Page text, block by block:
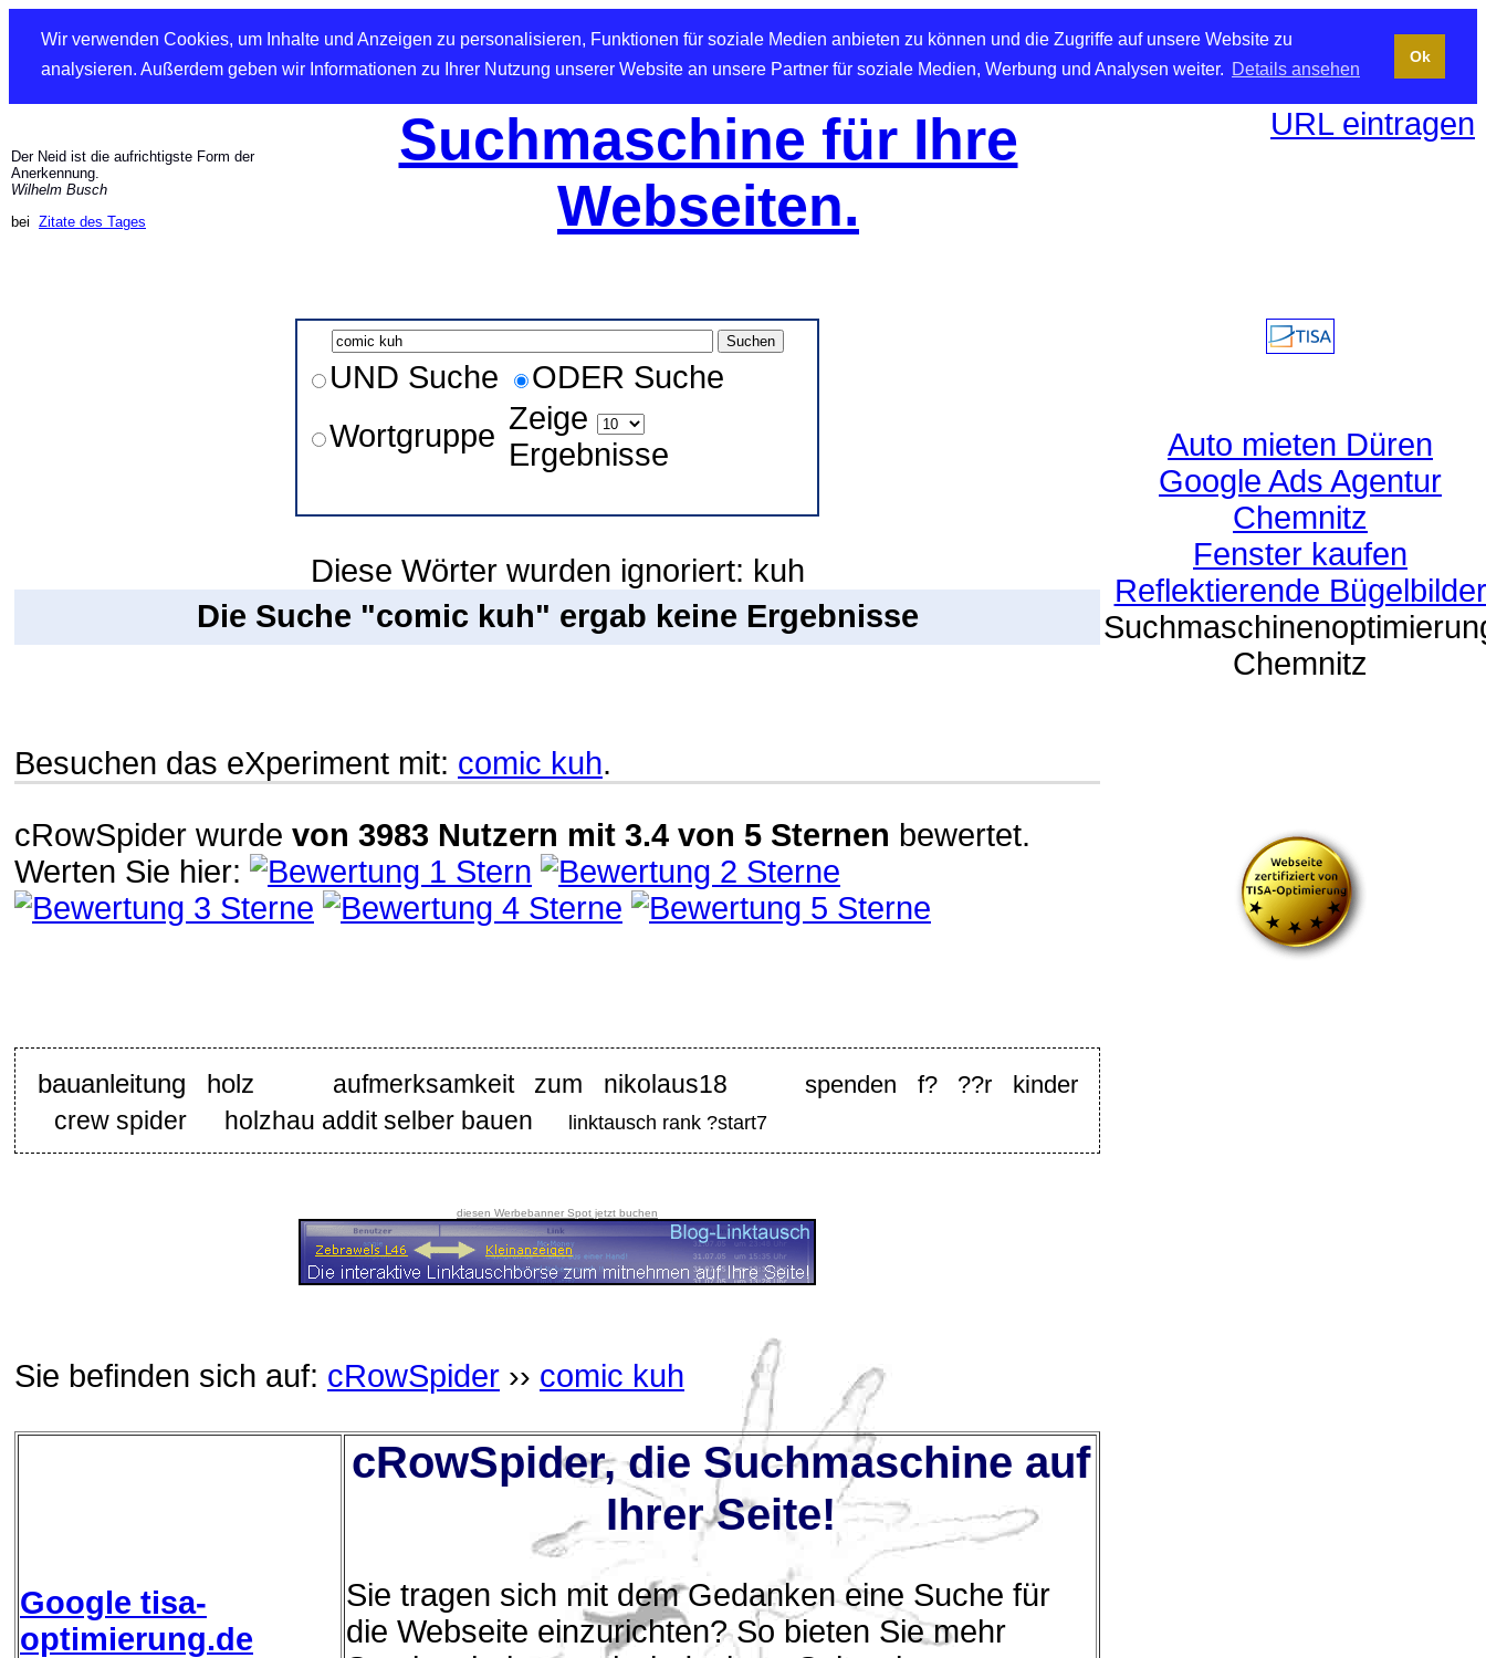
Wir verwenden Cookies, um Inhalte und Anzeigen zu personalisieren, Funktionen für soziale Medien anbieten zu können und die Zugriffe auf unsere Website zu
analysieren. Außerdem geben wir Informationen zu Ihrer Nutzung unserer Website an unsere Partner für soziale Medien, Werbung und Analysen weiter. Details ansehen
Ok
Der Neid ist die aufrichtigste Form der
Anerkennung.
Wilhelm Busch
bei Zitate des Tages
Suchmaschine für Ihre
Webseiten.
URL eintragen
UND Suche
ODER Suche
Wortgruppe Zeige
Ergebnisse
Diese Wörter wurden ignoriert: kuh
Die Suche "comic kuh" ergab keine Ergebnisse
Besuchen das eXperiment mit: comic kuh.
cRowSpider wurde von 3983 Nutzern mit 3.4 von 5 Sternen bewertet.
Werten Sie hier:
bauanleitung holz aufmerksamkeit zum nikolaus18 spenden f? ??r kinder
crew spider holzhau addit selber bauen linktausch rank ?start7
diesen Werbebanner Spot jetzt buchen
Sie befinden sich auf: cRowSpider ›› comic kuh
Google tisa-
optimierung.de
cRowSpider, die Suchmaschine auf
Ihrer Seite!
Sie tragen sich mit dem Gedanken eine Suche für
die Webseite einzurichten? So bieten Sie mehr
Auto mieten Düren
Google Ads Agentur
Chemnitz
Fenster kaufen
Reflektierende Bügelbilder
Chemnitz